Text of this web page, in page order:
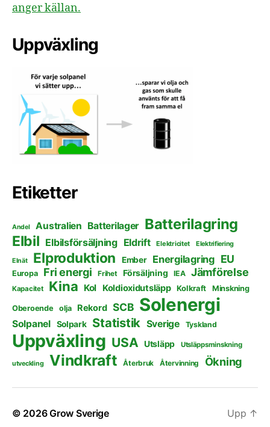
anger källan.
Uppväxling
Etiketter
Andel Australien Batterilager Batterilagring
Elbil Elbilsförsäljning Eldrift Elektricitet Elektrifiering
Elnät Elproduktion Ember Energilagring EU
Europa Fri energi Frihet Försäljning IEA Jämförelse
Kapacitet Kina Kol Koldioxidutsläpp Kolkraft Minskning
Oberoende olja Rekord SCB Solenergi
Solpanel Solpark Statistik Sverige Tyskland
Uppväxling USA Utsläpp Utsläppsminskning
utveckling Vindkraft Återbruk Återvinning Ökning
© 2026Grow Sverige Upp ↑